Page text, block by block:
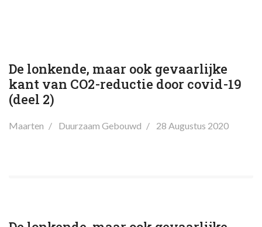
De lonkende, maar ook gevaarlijke
kant van CO2-reductie door covid-19
(deel 2)
Maarten Duurzaam Gebouwd 28 Augustus 2020